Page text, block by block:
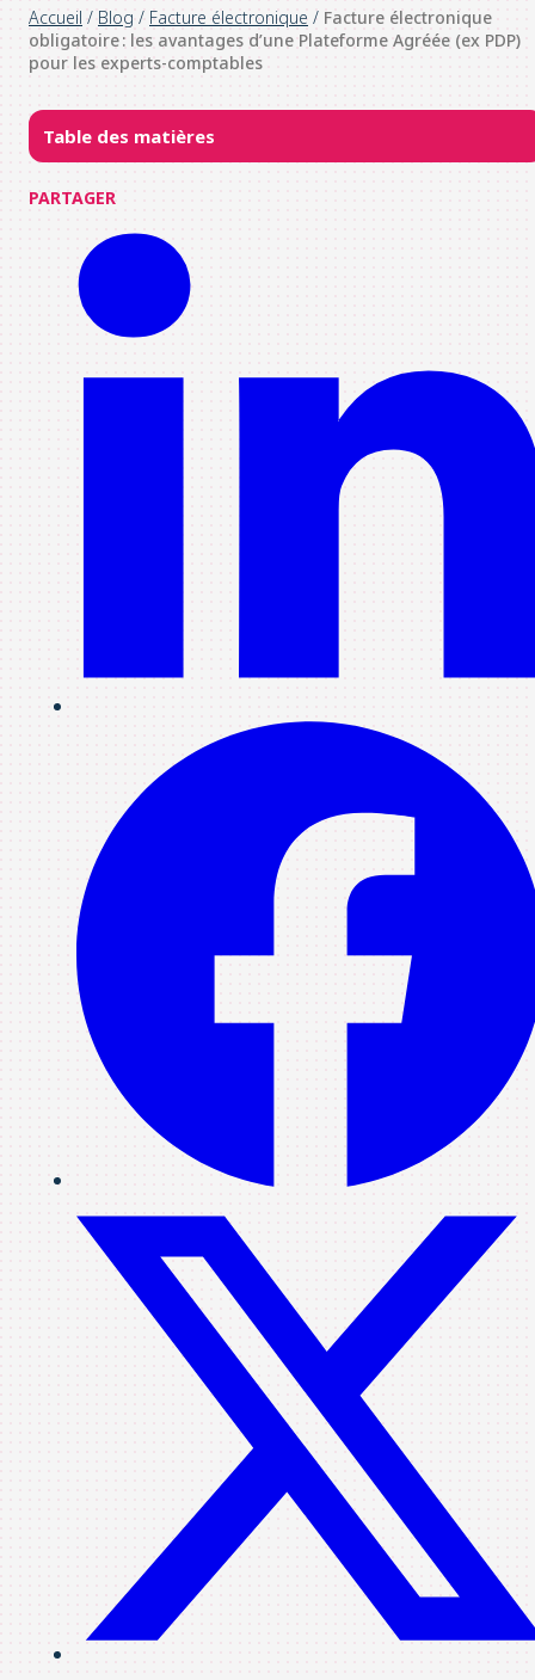
Accueil / Blog / Facture électronique / Facture électronique
obligatoire : les avantages d’une Plateforme Agréée (ex PDP)
pour les experts-comptables
Table des matières
PARTAGER